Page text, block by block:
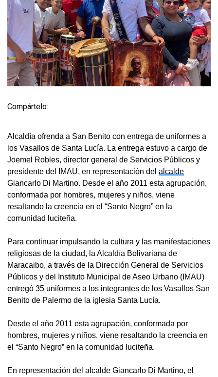
Compártelo:
Alcaldía ofrenda a San Benito con entrega de uniformes a
los Vasallos de Santa Lucía. La entrega estuvo a cargo de
Joemel Robles, director general de Servicios Públicos y
presidente del IMAU, en representación del alcalde
Giancarlo Di Martino. Desde el año 2011 esta agrupación,
conformada por hombres, mujeres y niños, viene
resaltando la creencia en el “Santo Negro” en la
comunidad luciteña.
Para continuar impulsando la cultura y las manifestaciones
religiosas de la ciudad, la Alcaldía Bolivariana de
Maracaibo, a través de la Dirección General de Servicios
Públicos y del Instituto Municipal de Aseo Urbano (IMAU)
entregó 35 uniformes a los integrantes de los Vasallos San
Benito de Palermo de la iglesia Santa Lucía.
‎Desde el año 2011 esta agrupación, conformada por
hombres, mujeres y niños, viene resaltando la creencia en
el “Santo Negro” en la comunidad luciteña.
‎En representación del alcalde Giancarlo Di Martino, el